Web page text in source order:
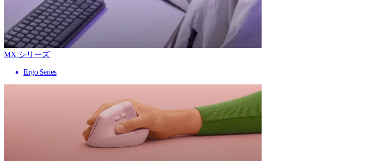
MX シリーズ
Ergo Series